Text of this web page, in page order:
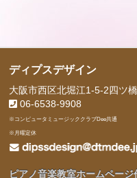
ディプスデザイン
大阪市西区北堀江1-5-2四ツ
06-6538-9908
※コンピュータミュージッククラブDee共通
※月曜定休
ピアノ音楽教室ホームペー